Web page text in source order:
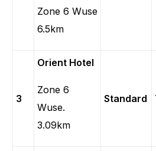
Zone 6 Wuse
6.5km
3
Orient Hotel
Zone 6
Wuse.
3.09km
Standard